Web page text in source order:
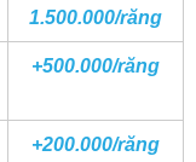
1.500.000/răng
+500.000/răng
+200.000/răng